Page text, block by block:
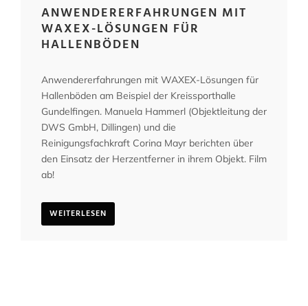
ANWENDERERFAHRUNGEN MIT
WAXEX-LÖSUNGEN FÜR
HALLENBÖDEN
Anwendererfahrungen mit WAXEX-Lösungen für
Hallenböden am Beispiel der Kreissporthalle
Gundelfingen. Manuela Hammerl (Objektleitung der
DWS GmbH, Dillingen) und die
Reinigungsfachkraft Corina Mayr berichten über
den Einsatz der Herzentferner in ihrem Objekt. Film
ab!
WEITERLESEN